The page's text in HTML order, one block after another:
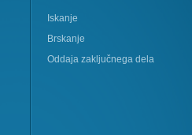
Iskanje
Brskanje
Oddaja zaključnega dela